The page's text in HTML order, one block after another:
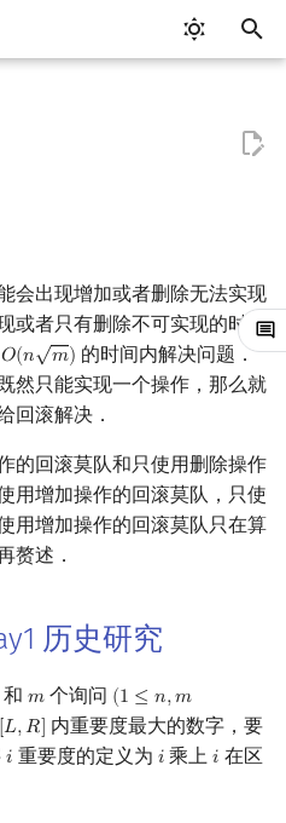
常见错误
常见技巧
VS Code
Atom
Eclipse
Notepad++
Kate
CLion
Geany
Xcode
Cena
CCR Plus
Lemon
Generator
Validator
Interactor
Checker
变量
运算
流程控制语句
高级数据类型
函数
STL 算法
bitset
string
pair
值类别
重载运算符
引用
常量
新版 C++ 特性
pb_ds
编译优化
冒泡排序
插入排序
计数排序
基数排序
快速排序
堆排序
桶排序
希尔排序
斜率优化
四边形不等式优化
Slope Trick 优化
WQS 二分
状态设计优化
平衡三进制
格雷码
素数
最大公约数
欧拉函数
筛法
分解质因数
费马小定理 & 欧拉定理
模逆元
线性同余方程
快速傅里叶变换
快速数论变换
快速沃尔什变换
Chirp Z 变换
多项式牛顿迭代
多项式初等函数
常系数齐次线性递推
多项式平移|连续点值平移
容斥原理
斐波那契数列
错位排列
卡特兰数
斯特林数
伯努利数
Entringer Number
Eulerian Number
内积和外积
矩阵
初等变换
行列式
线性空间
线性映射
特征多项式
对角化
环论
域论
Schreier–Sims 算法
随机变量
随机变量的数字特征
概率不等式
零和游戏
非公平组合游戏
高斯消元
牛顿迭代法
配对堆
左偏树
块状链表
树分块
Sqrt Tree
李超线段树
猫树
区间最值操作 & 区间历史
值
Kinetic Tournament Tree
Splay 树
WBLT
替罪羊树
笛卡尔树
Size Balanced Tree
红黑树
左偏红黑树
AA 树
可持久化块状数组
可持久化平衡树
可持久化字典树
可持久化可并堆
线段树套平衡树
树状数组套权值线段树
分块套树状数组
Euler Tour Tree
Top Tree
树的中心
树的重心
最近公共祖先
树链剖分
树上启发式合并
树分治
动态树分治
AHU 算法
k 短路
同余最短路
最小直径生成树
割点和桥
圆方树
点/边连通度
最小割
费用流
上下界网络流
Stoer–Wagner 算法
二分图最大权匹配
一般图最大匹配
一般图最大权匹配
稳定匹配
会出现增加或者删除无法实现
或者只有删除不可实现的时
𝑂(𝑛
√
𝑚)
O(nm)
的时间内解决问题．
然只能实现一个操作，那么就
回滚解决．
的回滚莫队和只使用删除操作
用增加操作的回滚莫队，只使
用增加操作的回滚莫队只在算
赘述．
历史研究
𝑚
m个询问 (1 ≤ 𝑛,𝑚
(1≤n, m≤10
[𝐿,𝑅]
[L,R]
内重要度最大的数字，要
𝑖
i 重要度的定义为 𝑖
i 乘上𝑖
i 在区